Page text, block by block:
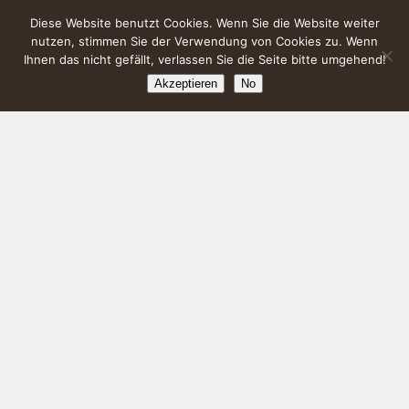
Diese Website benutzt Cookies. Wenn Sie die Website weiter
nutzen, stimmen Sie der Verwendung von Cookies zu. Wenn
Ihnen das nicht gefällt, verlassen Sie die Seite bitte umgehend!
Akzeptieren No